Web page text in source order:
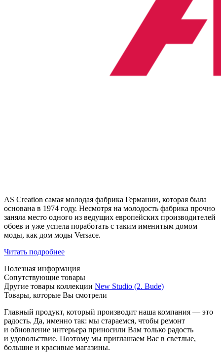
AS Creation самая молодая фабрика Германии, которая была
основана в 1974 году. Несмотря на молодость фабрика прочно
заняла место одного из ведущих европейских производителей
обоев и уже успела поработать с таким именитым домом
моды, как дом моды Versace.
Читать подробнее
Полезная информация
Сопутствующие товары
Другие товары коллекции New Studio (2. Bude)
Товары, которые Вы смотрели
Главный продукт, который производит наша компания — это
радость. Да, именно так: мы стараемся, чтобы ремонт
и обновление интерьера приносили Вам только радость
и удовольствие. Поэтому мы приглашаем Вас в светлые,
большие и красивые магазины.